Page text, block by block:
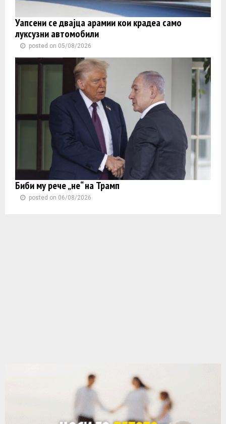
Уапсени се двајца арамии кои крадеа само
луксузни автомобили
posted on 05/08/2026
Биби му рече „не“ на Трамп
posted on 06/08/2026